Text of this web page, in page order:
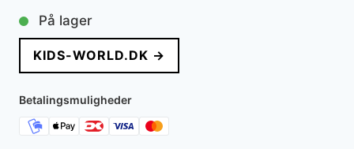
På lager
KIDS-WORLD.DK →
Betalingsmuligheder